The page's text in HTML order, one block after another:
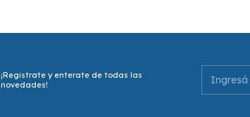
¡Registrate y enterate de todas las
novedades!